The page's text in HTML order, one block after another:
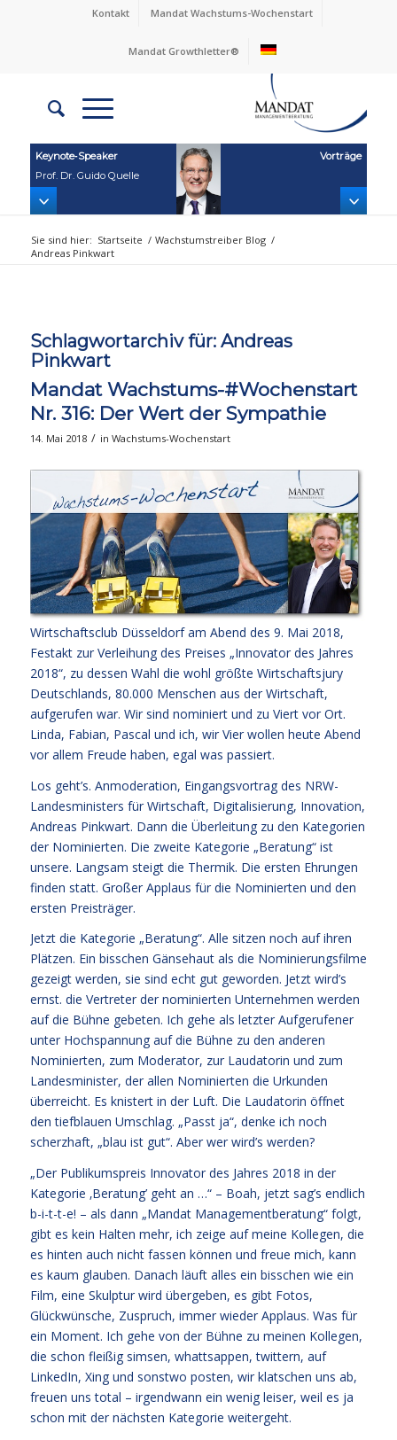
Kontakt Mandat Wachstums-Wochenstart
Mandat Growthletter®
Keynote‑Speaker
Prof. Dr. Guido Quelle
Vorträge
Sie sind hier: Startseite / Wachstumstreiber Blog /
Andreas Pinkwart
Schlagwortarchiv für: Andreas
Pinkwart
Mandat Wachstums-#Wochenstart
Nr. 316: Der Wert der Sympathie
14. Mai 2018 / in Wachstums-Wochenstart
Wirtschaftsclub Düsseldorf am Abend des 9. Mai 2018,
Festakt zur Verleihung des Preises „Innovator des Jahres
2018“, zu dessen Wahl die wohl größte Wirtschaftsjury
Deutschlands, 80.000 Menschen aus der Wirtschaft,
aufgerufen war. Wir sind nominiert und zu Viert vor Ort.
Linda, Fabian, Pascal und ich, wir Vier wollen heute Abend
vor allem Freude haben, egal was passiert.
Los geht’s. Anmoderation, Eingangsvortrag des NRW-
Landesministers für Wirtschaft, Digitalisierung, Innovation,
Andreas Pinkwart. Dann die Überleitung zu den Kategorien
der Nominierten. Die zweite Kategorie „Beratung“ ist
unsere. Langsam steigt die Thermik. Die ersten Ehrungen
finden statt. Großer Applaus für die Nominierten und den
ersten Preisträger.
Jetzt die Kategorie „Beratung“. Alle sitzen noch auf ihren
Plätzen. Ein bisschen Gänsehaut als die Nominierungsfilme
gezeigt werden, sie sind echt gut geworden. Jetzt wird’s
ernst. die Vertreter der nominierten Unternehmen werden
auf die Bühne gebeten. Ich gehe als letzter Aufgerufener
unter Hochspannung auf die Bühne zu den anderen
Nominierten, zum Moderator, zur Laudatorin und zum
Landesminister, der allen Nominierten die Urkunden
überreicht. Es knistert in der Luft. Die Laudatorin öffnet
den tiefblauen Umschlag. „Passt ja“, denke ich noch
scherzhaft, „blau ist gut“. Aber wer wird’s werden?
„Der Publikumspreis Innovator des Jahres 2018 in der
Kategorie ‚Beratung’ geht an …“ – Boah, jetzt sag’s endlich
b-i-t-t-e! – als dann „Mandat Managementberatung“ folgt,
gibt es kein Halten mehr, ich zeige auf meine Kollegen, die
es hinten auch nicht fassen können und freue mich, kann
es kaum glauben. Danach läuft alles ein bisschen wie ein
Film, eine Skulptur wird übergeben, es gibt Fotos,
Glückwünsche, Zuspruch, immer wieder Applaus. Was für
ein Moment. Ich gehe von der Bühne zu meinen Kollegen,
die schon fleißig simsen, whattsappen, twittern, auf
LinkedIn, Xing und sonstwo posten, wir klatschen uns ab,
freuen uns total – irgendwann ein wenig leiser, weil es ja
schon mit der nächsten Kategorie weitergeht.